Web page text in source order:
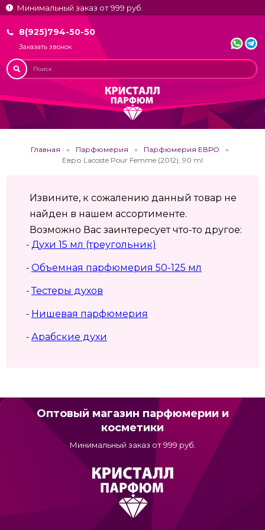
Минимальный заказ от 999 руб.
8(925)794-50-50
Заказать звонок
Главная Парфюмерия
Парфюмерия ЕВРО
Евро Lacoste Pour Femme (2012), 90 ml
Извините, к сожалению данный товар не
найден в нашем ассортименте.
Возможно Вас заинтересует что-то другое:
- Духи 15 мл (треугольник)
- Объемная парфюмерия 50-125 мл
-Тестеры духов
- Нишевая парфюмерия
- Арабские духи
Оптовый магазин парфюмерии и
косметики
Минимальный заказ от 999 руб.